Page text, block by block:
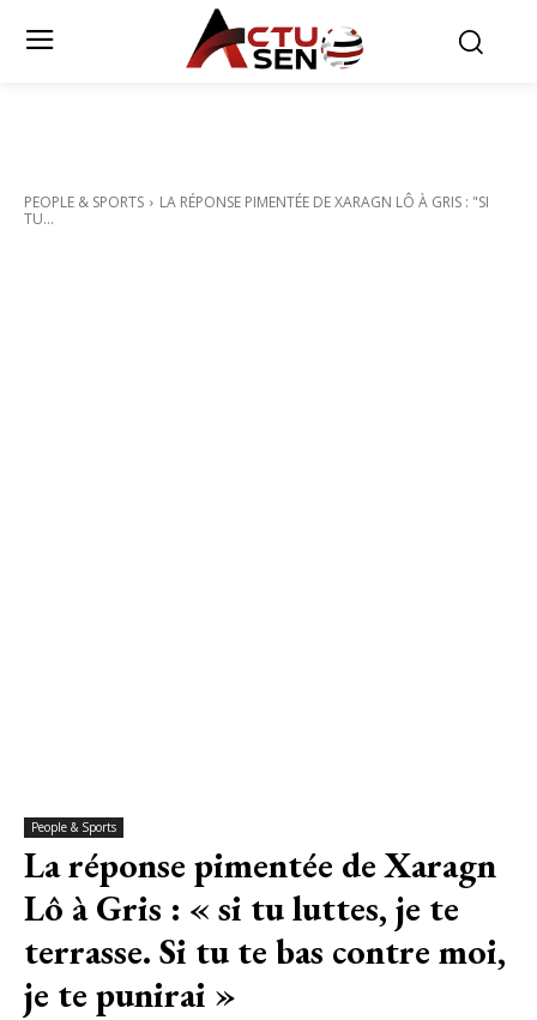
PEOPLE & SPORTS
LA RÉPONSE PIMENTÉE DE XARAGN LÔ À GRIS : "SI
TU...
People & Sports
La réponse pimentée de Xaragn
Lô à Gris : « si tu luttes, je te
terrasse. Si tu te bas contre moi,
je te punirai »